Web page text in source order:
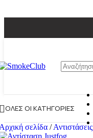
ΌΛΕΣ ΟΙ ΚΑΤΗΓΟΡΊΕΣ
σελίδα / Αντιστάσεις